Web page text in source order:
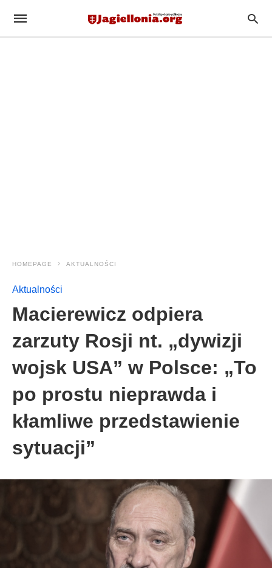
HOMEPAGE AKTUALNOŚCI
Aktualności
Macierewicz odpiera
zarzuty Rosji nt. „dywizji
wojsk USA” w Polsce: „To
po prostu nieprawda i
kłamliwe przedstawienie
sytuacji”